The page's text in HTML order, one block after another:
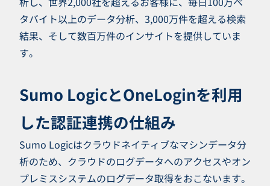
タバイト以上のデータ分析、3,000万件を超える検索
結果、そして数百万件のインサイトを提供していま
す。
Sumo LogicとOneLoginを利用
した認証連携の仕組み
Sumo Logicはクラウドネイティブなマシンデータ分
析のため、クラウドのログデータへのアクセスやオン
プレミスシステムのログデータ取得をおこないます。